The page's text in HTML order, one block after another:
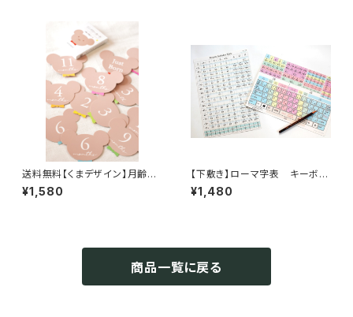
送料無料【くまデザイン】月齢カ
ード 誕生日カード 成長記録 0
ヶ月〜98歳 マンスリーカード
¥1,580
【下敷き】ローマ字表 キーボー
ドのタイピング練習に。パソコ
ン・タブレット入力 A４サイズ
¥1,480
商品一覧に戻る